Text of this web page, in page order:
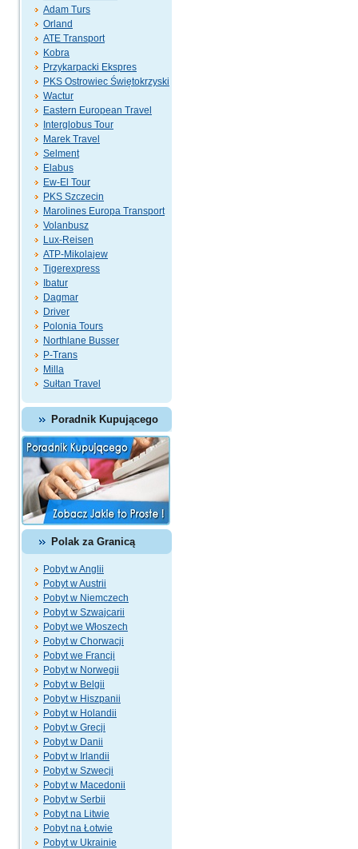
Adam Turs
Orland
ATE Transport
Kobra
Przykarpacki Ekspres
PKS Ostrowiec Świętokrzyski
Wactur
Eastern European Travel
Interglobus Tour
Marek Travel
Selment
Elabus
Ew-El Tour
PKS Szczecin
Marolines Europa Transport
Volanbusz
Lux-Reisen
ATP-Mikolajew
Tigerexpress
Ibatur
Dagmar
Driver
Polonia Tours
Northlane Busser
P-Trans
Milla
Sułtan Travel
Poradnik Kupującego
Polak za Granicą
Pobyt w Anglii
Pobyt w Austrii
Pobyt w Niemczech
Pobyt w Szwajcarii
Pobyt we Włoszech
Pobyt w Chorwacji
Pobyt we Francji
Pobyt w Norwegii
Pobyt w Belgii
Pobyt w Hiszpanii
Pobyt w Holandii
Pobyt w Grecji
Pobyt w Danii
Pobyt w Irlandii
Pobyt w Szwecji
Pobyt w Macedonii
Pobyt w Serbii
Pobyt na Litwie
Pobyt na Łotwie
Pobyt w Ukrainie